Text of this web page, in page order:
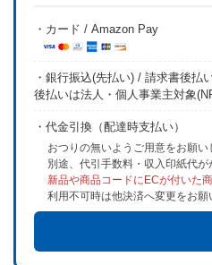
・カード / Amazon Pay
・銀行振込(先払い) / 請求書後払
後払いは法人・個人事業主対象
・代金引換（配達時支払い）
おつりの無いようご用意をお願い
別途、代引手数料・収入印紙代が
新品や商品コードにECが付いた
利用不可時は他決済へ変更をお願